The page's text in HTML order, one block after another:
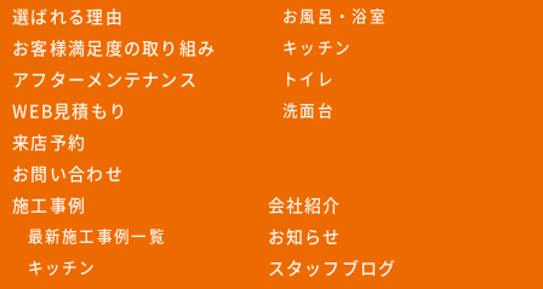
選ばれる理由
お客様満足度の取り組み
アフターメンテナンス
WEB見積もり
来店予約
お問い合わせ
お風呂・浴室
キッチン
トイレ
洗面台
施工事例
最新施工事例一覧
キッチン
会社紹介
お知らせ
スタッフブログ